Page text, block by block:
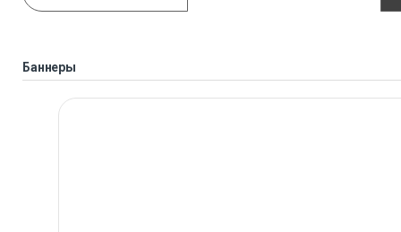
Баннеры